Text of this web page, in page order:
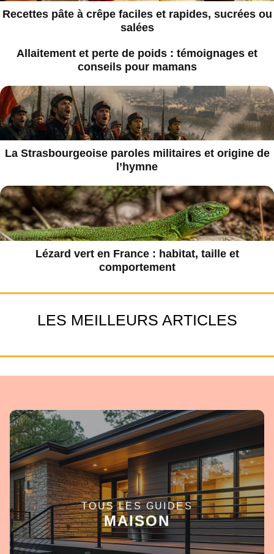
Recettes pâte à crêpe faciles et rapides, sucrées ou
salées
Allaitement et perte de poids : témoignages et
conseils pour mamans
La Strasbourgeoise paroles militaires et origine de
l’hymne
Lézard vert en France : habitat, taille et
comportement
LES MEILLEURS ARTICLES
TOUS LES GUIDES
MAISON
EN SAVOIR +